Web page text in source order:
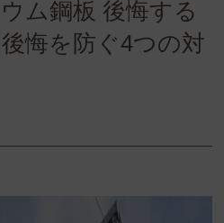
ム鋼板 後悔する
後悔を防ぐ4つの対